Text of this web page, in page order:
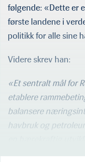
følgende: «Dette er
første landene i
politikk for alle sine
Videre skrev han:
«Et sentralt mål for
etablere
balansere
havbruk og